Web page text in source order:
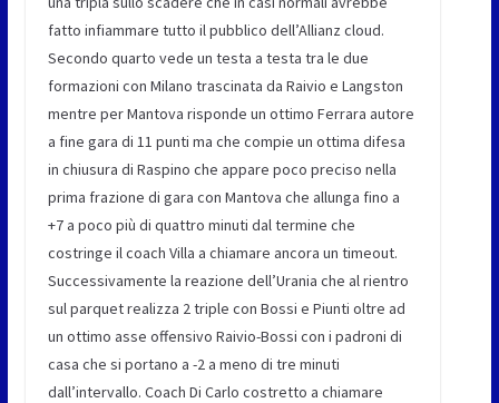
fatto infiammare tutto il pubblico dell’Allianz cloud.
Secondo quarto vede un testa a testa tra le due
formazioni con Milano trascinata da Raivio e Langston
mentre per Mantova risponde un ottimo Ferrara autore
a fine gara di 11 punti ma che compie un ottima difesa
in chiusura di Raspino che appare poco preciso nella
prima frazione di gara con Mantova che allunga fino a
+7 a poco più di quattro minuti dal termine che
costringe il coach Villa a chiamare ancora un timeout.
Successivamente la reazione dell’Urania che al rientro
sul parquet realizza 2 triple con Bossi e Piunti oltre ad
un ottimo asse offensivo Raivio-Bossi con i padroni di
casa che si portano a -2 a meno di tre minuti
dall’intervallo. Coach Di Carlo costretto a chiamare